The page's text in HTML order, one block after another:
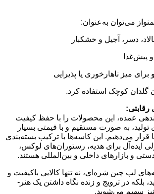
می‌توان به‌عنوان:
دسر، آجیل و خشکبار
پیش‌غذا
میز ناهارخوری یا پذیرایی
گلدان کوچک استفاده کرد.
رقابتی:
عمده، این محصولات را با حفظ کیفیت
تولید، به صورت مستقیم و با قیمتی بسیار
قرار می‌دهیم. این کاسه‌ها با ترکیب بسته‌بندی
ایده‌آل برای هدیه، رستوران‌های لوکس،
و بازارهای داخلی و بین‌المللی هستند.
لب چین شره‌ای، نه تنها کالایی باکیفیت و
بلکه در ترویج و زنده نگاه داشتن یک هنر-
سهیم می‌شوید.